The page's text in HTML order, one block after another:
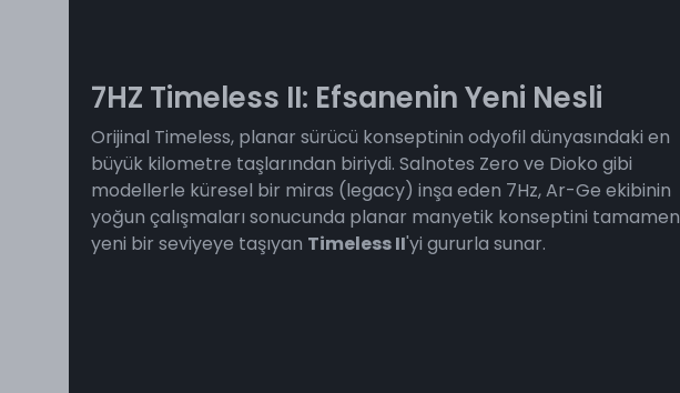
7HZ Timeless II: Efsanenin Yeni Nesli
Orijinal Timeless, planar sürücü konseptinin odyofil dünyasındaki en
büyük kilometre taşlarından biriydi. Salnotes Zero ve Dioko gibi
modellerle küresel bir miras (legacy) inşa eden 7Hz, Ar-Ge ekibinin
yoğun çalışmaları sonucunda planar manyetik konseptini tamamen
yeni bir seviyeye taşıyan Timeless II'yi gururla sunar.